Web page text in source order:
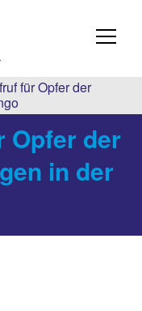
für Opfer der
Opfer der
in der